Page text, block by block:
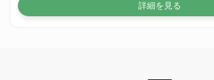
詳細を見る